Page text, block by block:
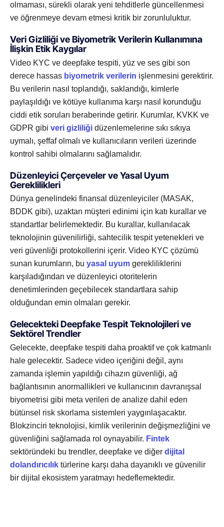
olmaması, sürekli olarak yeni tehditlerle güncellenmesi
ve öğrenmeye devam etmesi kritik bir zorunluluktur.
Veri Gizliliği ve Biyometrik Verilerin Kullanımına
İlişkin Etik Kaygılar
Video KYC ve deepfake tespiti, yüz ve ses gibi son
derece hassas biyometrik verilerin işlenmesini gerektirir.
Bu verilerin nasıl toplandığı, saklandığı, kimlerle
paylaşıldığı ve kötüye kullanıma karşı nasıl korunduğu
ciddi etik soruları beraberinde getirir. Kurumlar, KVKK ve
GDPR gibi veri gizliliği düzenlemelerine sıkı sıkıya
uymalı, şeffaf olmalı ve kullanıcıların verileri üzerinde
kontrol sahibi olmalarını sağlamalıdır.
Düzenleyici Çerçeveler ve Yasal Uyum
Gereklilikleri
Dünya genelindeki finansal düzenleyiciler (MASAK,
BDDK gibi), uzaktan müşteri edinimi için katı kurallar ve
standartlar belirlemektedir. Bu kurallar, kullanılacak
teknolojinin güvenilirliği, sahtecilik tespit yetenekleri ve
veri güvenliği protokollerini içerir. Video KYC çözümü
sunan kurumların, bu yasal uyum gerekliliklerini
karşıladığından ve düzenleyici otoritelerin
denetimlerinden geçebilecek standartlara sahip
olduğundan emin olmaları gerekir.
Gelecekteki Deepfake Tespit Teknolojileri ve
Sektörel Trendler
Gelecekte, deepfake tespiti daha proaktif ve çok katmanlı
hale gelecektir. Sadece video içeriğini değil, aynı
zamanda işlemin yapıldığı cihazın güvenliği, ağ
bağlantısının anormallikleri ve kullanıcının davranışsal
biyometrisi gibi meta verileri de analize dahil eden
bütünsel risk skorlama sistemleri yaygınlaşacaktır.
Blokzinciri teknolojisi, kimlik verilerinin değişmezliğini ve
güvenliğini sağlamada rol oynayabilir. Fintek
sektöründeki bu trendler, deepfake ve diğer dijital
dolandırıcılık türlerine karşı daha dayanıklı ve güvenilir
bir dijital ekosistem yaratmayı hedeflemektedir.